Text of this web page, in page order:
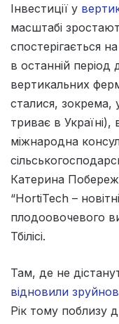
Інвестиції у
масштабі
спостерігається
в останній період
вертикальних
сталися, зокрема,
триває в Україні),
міжнародна
Катерина
“HortiTech –
плодоовочевого
Тбілісі.
Там, де не
відновили
Рік тому поблизу